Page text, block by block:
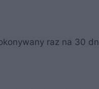
raz na 30